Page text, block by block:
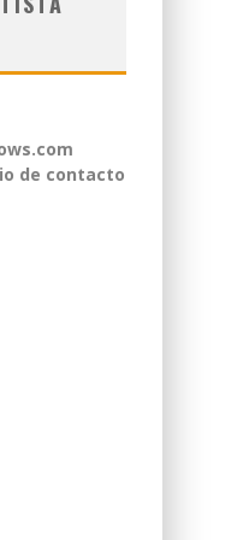
de contacto